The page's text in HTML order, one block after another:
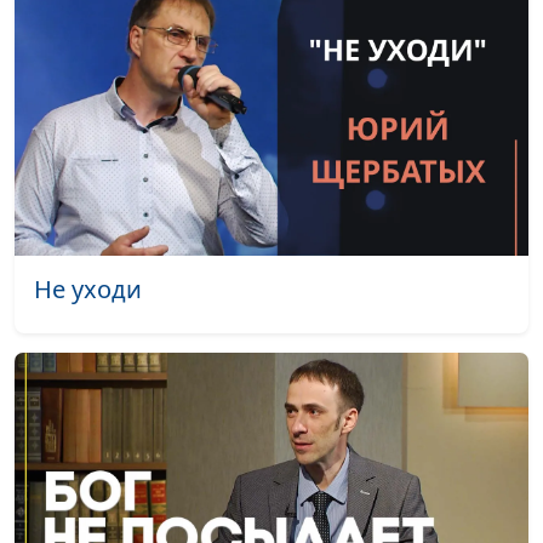
Почему важно
прощать? (весна)
Алексей Дедов,
священнослужитель
#221
Бог сражается за тебя
(осень)
Алексей Дедов,
Бог сражается за тебя
(лето)
Алексей Дедов,
священнослужитель
Бог сражается за тебя
(зима)
Бог сражается за тебя
(весна)
Алексей Дедов,
священнослужитель
#217
Как выбрать путь и не
отступить от Бога?
(осень)
Алексей Дедов,
священнослужитель
Не уходи